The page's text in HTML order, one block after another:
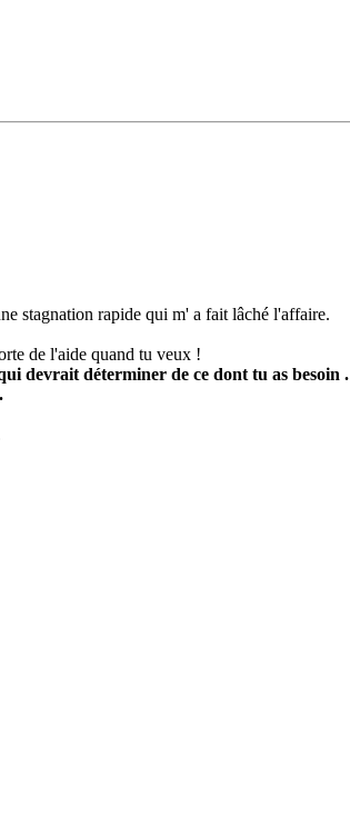
stagnation rapide qui m' a fait lâché l'affaire.
de l'aide quand tu veux !
devrait déterminer de ce dont tu as besoin .